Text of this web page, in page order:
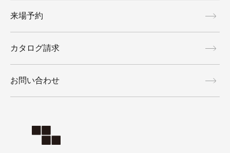
来場予約
カタログ請求
お問い合わせ